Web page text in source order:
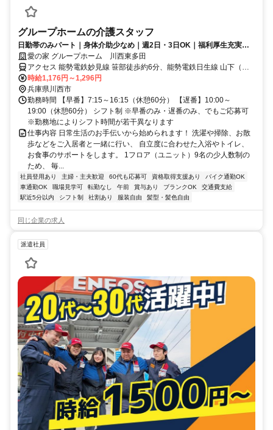
グループホームの介護スタッフ
日勤帯のみパート｜身体介助少なめ｜週2日・3日OK｜福利厚生充実◎
｜認知症ケア
愛の家 グループホーム 川西東多田
アクセス 能勢電鉄妙見線 笹部徒歩約6分、能勢電鉄日生線 山下（兵
庫県）徒歩約8分、能勢電鉄妙見線 山下（兵庫県）徒歩約8分 能勢電
鉄妙見線「多田駅」より徒歩4分
時給1,176円～1,296円
兵庫県川西市
勤務時間 【早番】7:15～16:15（休憩60分） 【遅番】10:00～
19:00（休憩60分） シフト制 ※早番のみ・遅番のみ、でもご応募可
※勤務地によりシフト時間が若干異なります
仕事内容 日常生活のお手伝いから始められます！ 洗濯や掃除、お散
歩などをご入居者と一緒に行い、 自立度に合わせた入浴やトイレ、
お食事のサポートをします。 1フロア（ユニット）9名の少人数制の
ため、 毎...
社員登用あり 主婦・主夫歓迎 60代も応募可 資格取得支援あり
バイク通勤OK
車通勤OK
職場見学可 転勤なし 午前 賞与あり ブランクOK
交通費支給
駅近5分以内
シフト制 社割あり 服装自由 髪型・髪色自由
同じ企業の求人
派遣社員